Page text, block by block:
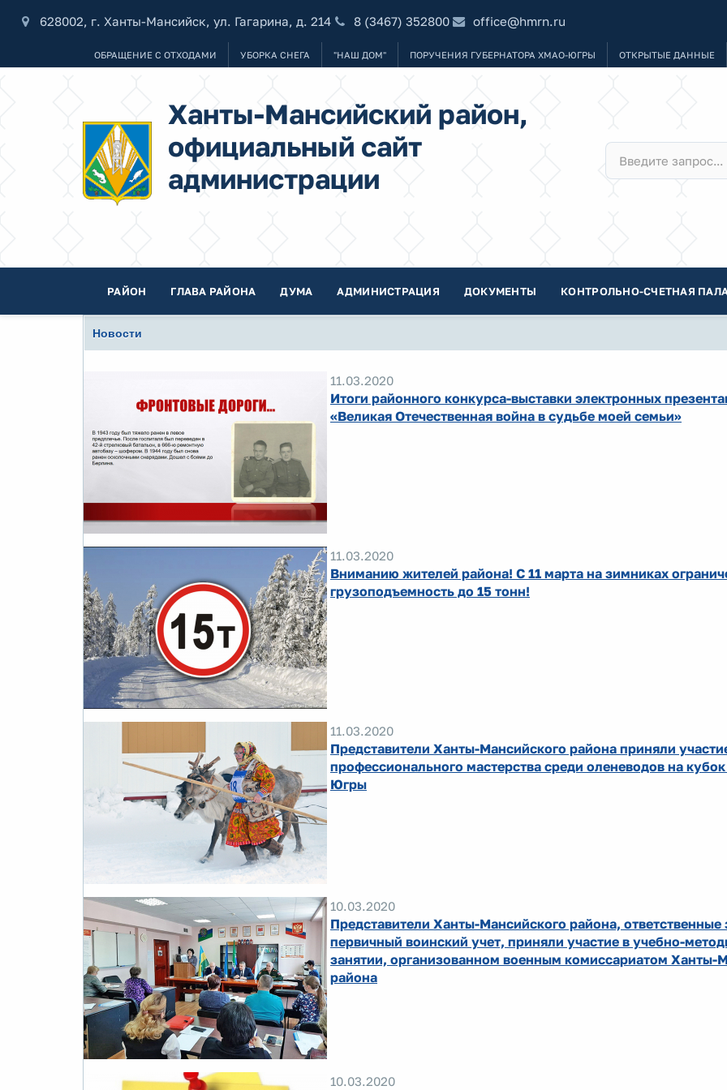
628002, г. Ханты-Мансийск, ул. Гагарина, д. 214 8 (3467) 352800 office@hmrn.ru
ОБРАЩЕНИЕ С ОТХОДАМИ УБОРКА СНЕГА "НАШ ДОМ" ПОРУЧЕНИЯ ГУБЕРНАТОРА ХМАО-ЮГРЫ ОТКРЫТЫЕ ДАННЫЕ
Ханты-Мансийский район,
официальный сайт
администрации
РАЙОН ГЛАВА РАЙОНА ДУМА АДМИНИСТРАЦИЯ ДОКУМЕНТЫ КОНТРОЛЬНО-СЧЕТНАЯ
Новости
11.03.2020
Итоги районного конкурса-выставки электронных
«Великая Отечественная война в судьбе моей семьи»
11.03.2020
Вниманию жителей района! С 11 марта на зимниках
грузоподъемность до 15 тонн!
11.03.2020
Представители Ханты-Мансийского района приняли
профессионального мастерства среди оленеводов на
Югры
10.03.2020
Представители Ханты-Мансийского района, ответственные
первичный воинский учет, приняли участие в учебно-
занятии, организованном военным комиссариатом Ханты-
района
10.03.2020